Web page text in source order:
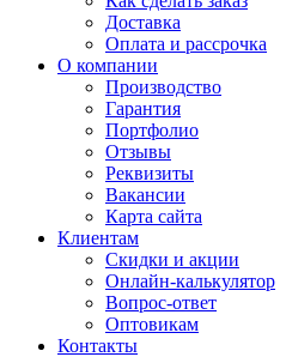
Доставка
Оплата и рассрочка
О компании
Производство
Гарантия
Портфолио
Отзывы
Реквизиты
Вакансии
Карта сайта
Клиентам
Скидки и акции
Онлайн-калькулятор
Вопрос-ответ
Оптовикам
Контакты